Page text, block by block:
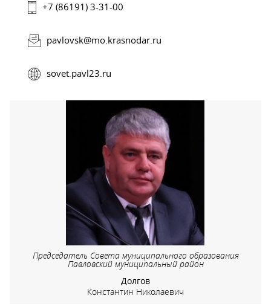
+7 (86191) 3-31-00
pavlovsk@mo.krasnodar.ru
sovet.pavl23.ru
Председатель Совета муниципального образования
Павловский муниципальный район
Долгов
Константин Николаевич